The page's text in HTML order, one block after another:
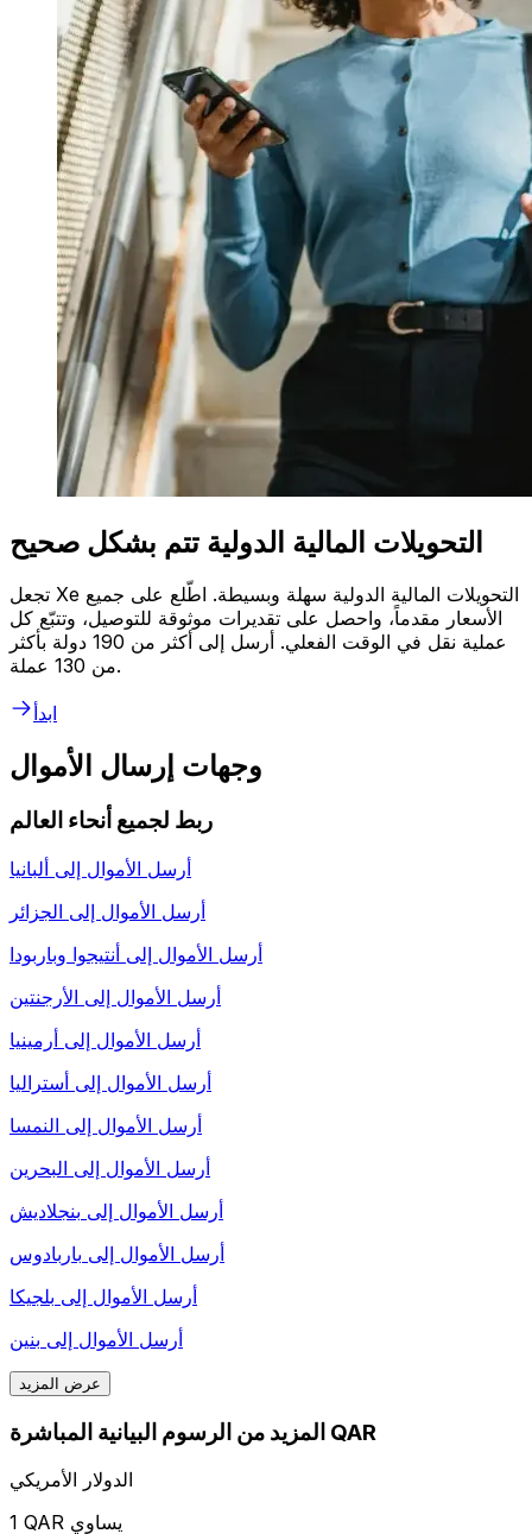
التحويلات المالية الدولية تتم بشكل صحيح
تجعل Xe التحويلات المالية الدولية سهلة وبسيطة. اطّلع على جميع
الأسعار مقدماً، واحصل على تقديرات موثوقة للتوصيل، وتتبّع كل
عملية نقل في الوقت الفعلي. أرسل إلى أكثر من 190 دولة بأكثر
من 130 عملة.
ابدأ
وجهات إرسال الأموال
ربط لجميع أنحاء العالم
أرسل الأموال إلى ألبانيا
أرسل الأموال إلى الجزائر
أرسل الأموال إلى أنتيجوا وباربودا
أرسل الأموال إلى الأرجنتين
أرسل الأموال إلى أرمينيا
أرسل الأموال إلى أستراليا
أرسل الأموال إلى النمسا
أرسل الأموال إلى البحرين
أرسل الأموال إلى بنجلاديش
أرسل الأموال إلى باربادوس
أرسل الأموال إلى بلجيكا
أرسل الأموال إلى بنين
عرض المزيد
المزيد من الرسوم البيانية المباشرة QAR
الدولار الأمريكي
1 QAR يساوي